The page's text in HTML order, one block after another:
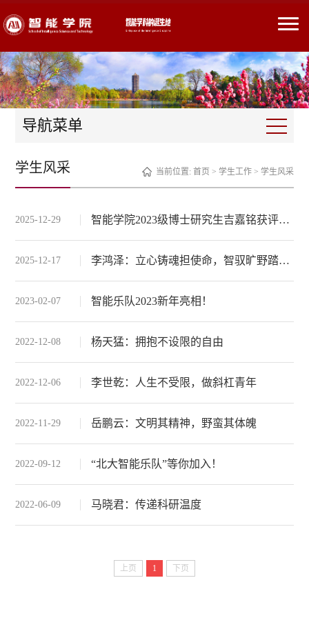
导航菜单
当前位置: 首页 > 学生工作> 学生风采
学生风采
2025-12-29 智能学院2023级博士研究生吉嘉铭获评“北京大学学生年度人物·2025”
2025-12-17 李鸿泽：立心铸魂担使命，智驭旷野踏征途
2023-02-07 智能乐队2023新年亮相！
2022-12-08 杨天猛：拥抱不设限的自由
2022-12-06 李世乾：人生不受限，做斜杠青年
2022-11-29 岳鹏云：文明其精神，野蛮其体魄
2022-09-12 “北大智能乐队”等你加入！
2022-06-09 马晓君：传递科研温度
上页 1 下页